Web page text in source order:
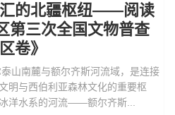
汇的北疆枢纽——阅读
第三次全国文物普查
卷》
山南麓与额尔齐斯河流域，是连接
明与西伯利亚森林文化的重要枢
洋水系的河流——额尔齐斯...